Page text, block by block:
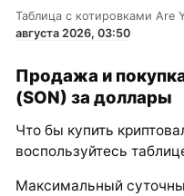
Таблица с котировками Are
августа 2026, 03:50
Продажа и
(SON) за доллары
Что бы купить
воспользуйтесь
Максимальный